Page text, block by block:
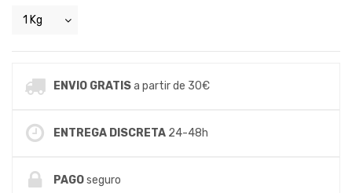
ENVIO GRATISa partir de 30€
ENTREGA DISCRETA 24-48h
PAGOseguro